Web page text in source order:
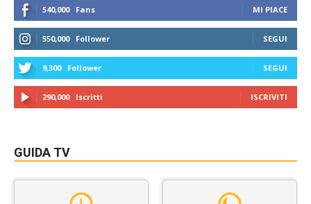
540,000 Fans MI PIACE
550,000 Follower SEGUI
9,300 Follower SEGUI
290,000 Iscritti ISCRIVITI
GUIDA TV